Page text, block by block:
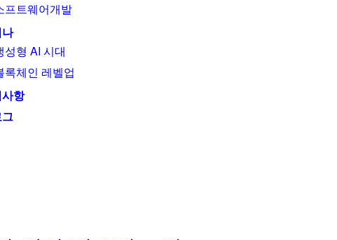
프트웨어개발
성형 AI 시대
록체인 레벨업
항